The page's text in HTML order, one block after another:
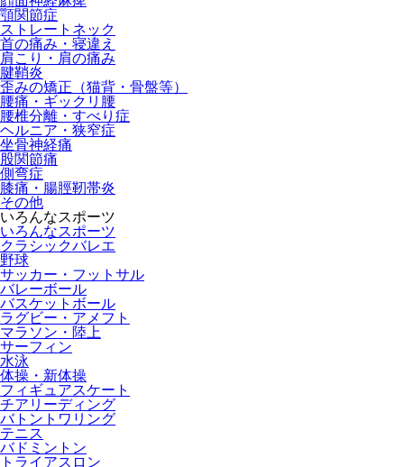
顎関節症
ストレートネック
首の痛み・寝違え
肩こり・肩の痛み
腱鞘炎
歪みの矯正（猫背・骨盤等）
腰痛・ギックリ腰
腰椎分離・すべり症
ヘルニア・狭窄症
坐骨神経痛
股関節痛
側弯症
膝痛・腸脛靭帯炎
その他
いろんなスポーツ
いろんなスポーツ
クラシックバレエ
野球
サッカー・フットサル
バレーボール
バスケットボール
ラグビー・アメフト
マラソン・陸上
サーフィン
水泳
体操・新体操
フィギュアスケート
チアリーディング
バトントワリング
テニス
バドミントン
トライアスロン